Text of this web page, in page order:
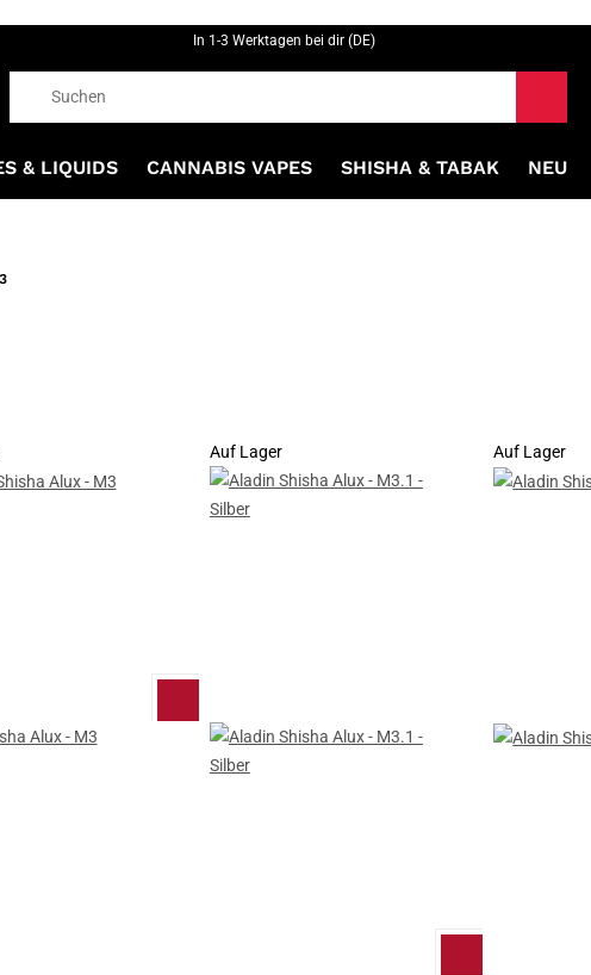
In 1-3 Werktagen bei dir (DE)
& LIQUIDS CANNABIS VAPES SHISHA & TABAK NEU
Alux - M3
Auf Lager Auf Lager